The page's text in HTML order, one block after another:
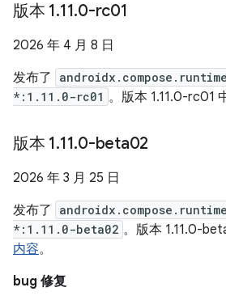
版本 1.11.0-rc01
2026 年 4 月 8 日
发布了
*:1.11.0-rc01 。版本 1.11.0-rc01
版本 1.11.0-beta02
2026 年 3 月 25 日
发布了
*:1.11.0-beta02 。版本 1.11.0-
内容。
bug 修复